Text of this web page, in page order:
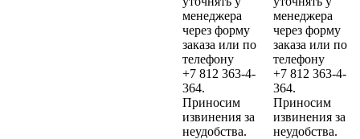
менеджера
через форму
заказа или по
телефону
+7 812 363-4-
364.
Приносим
извинения за
неудобства.
менеджера
через форму
заказа или по
телефону
+7 812 363-4-
364.
Приносим
извинения за
неудобства.